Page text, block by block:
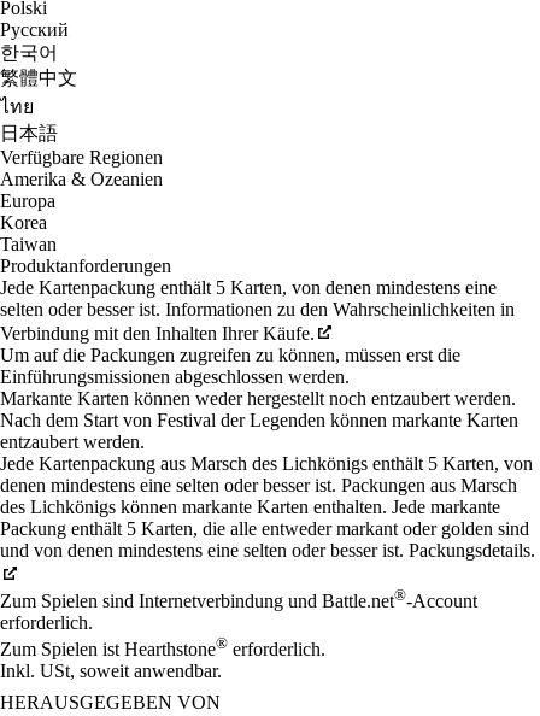
Polski
Русский
한국어
繁體中文
ไทย
日本語
Verfügbare Regionen
Amerika & Ozeanien
Europa
Korea
Taiwan
Produktanforderungen
Jede Kartenpackung enthält 5 Karten, von denen mindestens eine
selten oder besser ist. Informationen zu den Wahrscheinlichkeiten in
Verbindung mit den Inhalten Ihrer Käufe.
Um auf die Packungen zugreifen zu können, müssen erst die
Einführungsmissionen abgeschlossen werden.
Markante Karten können weder hergestellt noch entzaubert werden.
Nach dem Start von Festival der Legenden können markante Karten
entzaubert werden.
Jede Kartenpackung aus Marsch des Lichkönigs enthält 5 Karten, von
denen mindestens eine selten oder besser ist. Packungen aus Marsch
des Lichkönigs können markante Karten enthalten. Jede markante
Packung enthält 5 Karten, die alle entweder markant oder golden sind
und von denen mindestens eine selten oder besser ist. Packungsdetails.
Zum Spielen sind Internetverbindung und Battle.net®-Account
erforderlich.
Zum Spielen ist Hearthstone® erforderlich.
Inkl. USt, soweit anwendbar.
HERAUSGEGEBEN VON